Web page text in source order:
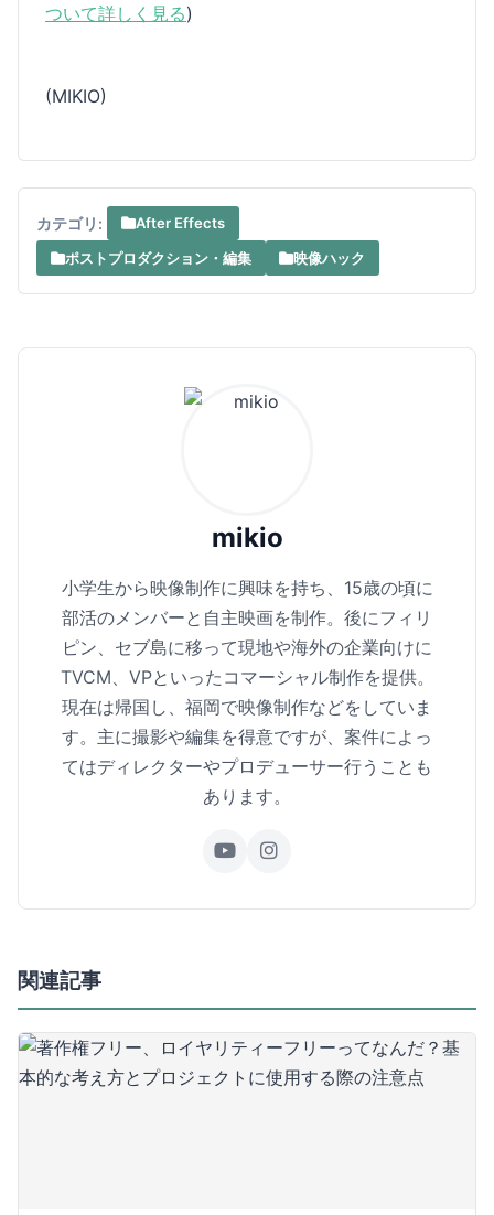
ついて詳しく見る)
(MIKIO)
カテゴリ:
After Effects
ポストプロダクション・編集
映像ハック
mikio
小学生から映像制作に興味を持ち、15歳の頃に
部活のメンバーと自主映画を制作。後にフィリ
ピン、セブ島に移って現地や海外の企業向けに
TVCM、VPといったコマーシャル制作を提供。
現在は帰国し、福岡で映像制作などをしていま
す。主に撮影や編集を得意ですが、案件によっ
てはディレクターやプロデューサー行うことも
あります。
関連記事